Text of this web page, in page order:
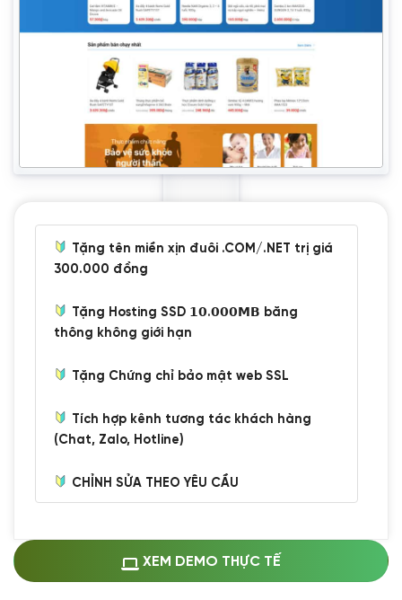
Tặng tên miền xịn đuôi .COM/.NET trị giá
300.000 đồng
Tặng Hosting SSD 𝟭𝟬.𝟬𝟬𝟬𝗠𝗕 băng
thông không giới hạn
Tặng Chứng chỉ bảo mật web SSL
Tích hợp kênh tương tác khách hàng
(Chat, Zalo, Hotline)
CHỈNH SỬA THEO YÊU CẦU
Thay logo + thông tin doanh nghiệp
(+100.000 VND)
XEM DEMO THỰC TẾ